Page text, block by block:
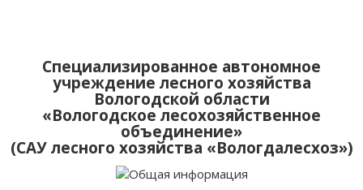
Специализированное автономное
учреждение лесного хозяйства
Вологодской области
«Вологодское лесохозяйственное
объединение»
(САУ лесного хозяйства «Вологдалесхоз»)